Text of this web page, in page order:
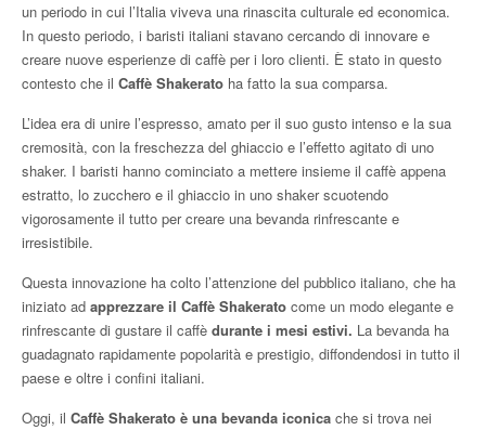
un periodo in cui l’Italia viveva una rinascita culturale ed economica.
In questo periodo, i baristi italiani stavano cercando di innovare e
creare nuove esperienze di caffè per i loro clienti. È stato in questo
contesto che il Caffè Shakerato ha fatto la sua comparsa.
L’idea era di unire l’espresso, amato per il suo gusto intenso e la sua
cremosità, con la freschezza del ghiaccio e l’effetto agitato di uno
shaker. I baristi hanno cominciato a mettere insieme il caffè appena
estratto, lo zucchero e il ghiaccio in uno shaker scuotendo
vigorosamente il tutto per creare una bevanda rinfrescante e
irresistibile.
Questa innovazione ha colto l’attenzione del pubblico italiano, che ha
iniziato ad apprezzare il Caffè Shakerato come un modo elegante e
rinfrescante di gustare il caffè durante i mesi estivi. La bevanda ha
guadagnato rapidamente popolarità e prestigio, diffondendosi in tutto il
paese e oltre i confini italiani.
Oggi, il Caffè Shakerato è una bevanda iconica che si trova nei